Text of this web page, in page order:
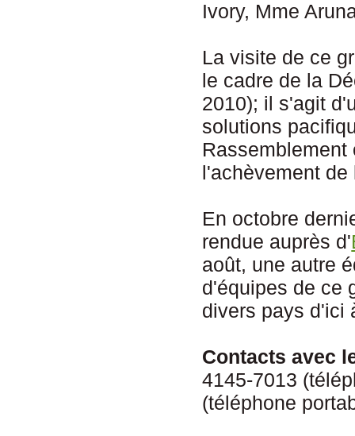
Ivory, Mme
La visite de ce
le cadre de la
2010); il s'agit
solutions
l'achèvement de
En octobre
rendue auprès d'
août, une autre
d'équipes de ce
divers pays d'ici
Contacts avec
4145-7013
(téléphone